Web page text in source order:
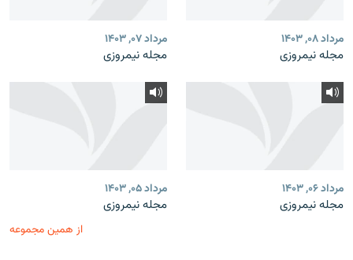
مرداد ۰۸, ۱۴۰۳
مجله نیمروزی
مرداد ۰۷, ۱۴۰۳
مجله نیمروزی
مرداد ۰۶, ۱۴۰۳
مجله نیمروزی
مرداد ۰۵, ۱۴۰۳
مجله نیمروزی
از همین مجموعه